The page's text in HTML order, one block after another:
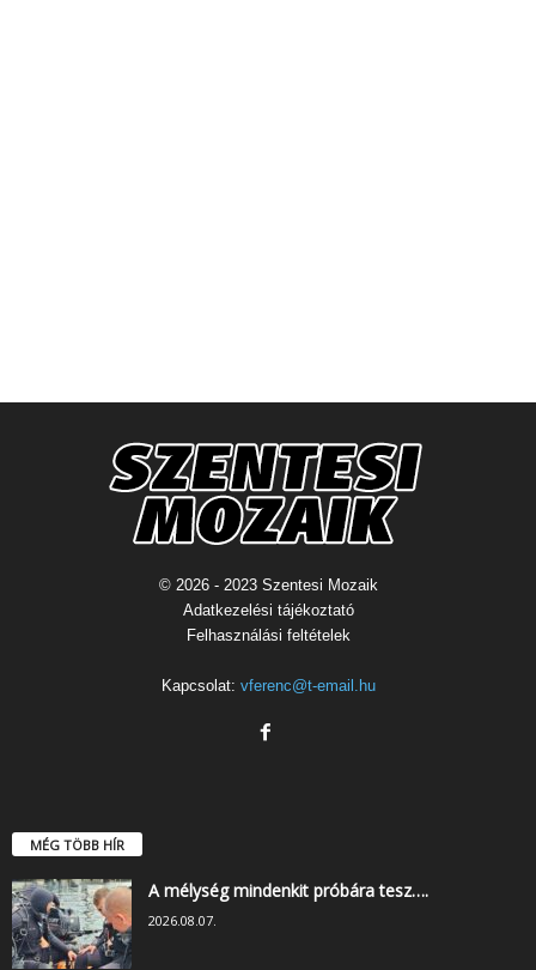
© 2026 - 2023 Szentesi Mozaik
Adatkezelési tájékoztató
Felhasználási feltételek
Kapcsolat: vferenc@t-email.hu
MÉG TÖBB HÍR
A mélység mindenkit próbára tesz….
2026.08.07.